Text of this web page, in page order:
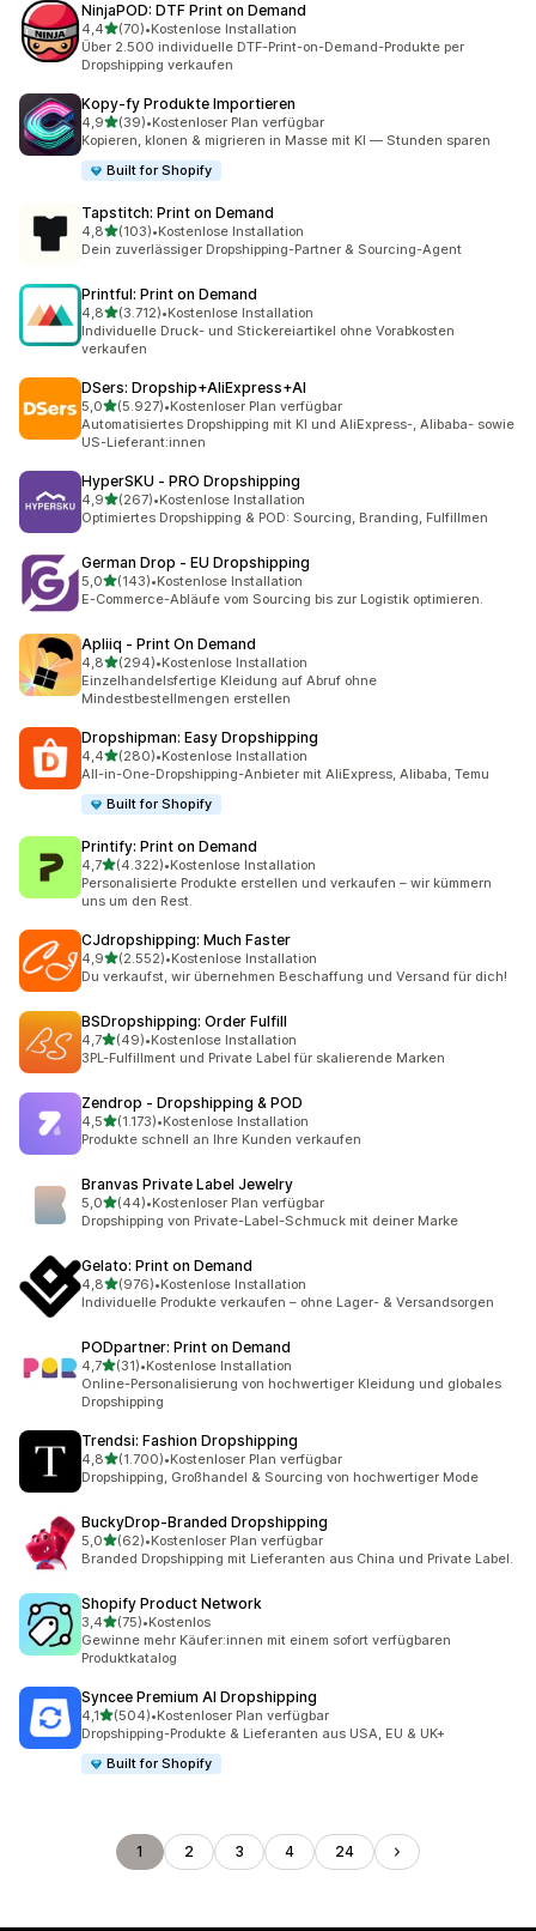
NinjaPOD: DTF Print on Demand
4,4von 5 Sternen
(70)
70 Rezensionen insgesamt
•Kostenlose Installation
Über 2.500 individuelle DTF-Print-on-Demand-Produkte per
Dropshipping verkaufen
Kopy‑fy Produkte Importieren
4,9von 5 Sternen
(39)
39 Rezensionen insgesamt
•Kostenloser Plan verfügbar
Kopieren, klonen & migrieren in Masse mit KI — Stunden sparen
Built for Shopify
Tapstitch: Print on Demand
4,8von 5 Sternen
(103)
103 Rezensionen insgesamt
•Kostenlose Installation
Dein zuverlässiger Dropshipping-Partner & Sourcing-Agent
Printful: Print on Demand
4,8von 5 Sternen
(3.712)
3712 Rezensionen insgesamt
•Kostenlose Installation
Individuelle Druck- und Stickereiartikel ohne Vorabkosten
verkaufen
DSers: Dropship+AliExpress+AI
5,0von 5 Sternen
(5.927)
5927 Rezensionen insgesamt
•Kostenloser Plan verfügbar
Automatisiertes Dropshipping mit KI und AliExpress-, Alibaba- sowie
US-Lieferant:innen
HyperSKU ‑ PRO Dropshipping
4,9von 5 Sternen
(267)
267 Rezensionen insgesamt
•Kostenlose Installation
Optimiertes Dropshipping & POD: Sourcing, Branding, Fulfillmen
German Drop ‑ EU Dropshipping
5,0von 5 Sternen
(143)
143 Rezensionen insgesamt
•Kostenlose Installation
E-Commerce-Abläufe vom Sourcing bis zur Logistik optimieren.
Apliiq ‑ Print On Demand
4,8von 5 Sternen
(294)
294 Rezensionen insgesamt
•Kostenlose Installation
Einzelhandelsfertige Kleidung auf Abruf ohne
Mindestbestellmengen erstellen
Dropshipman: Easy Dropshipping
4,4von 5 Sternen
(280)
280 Rezensionen insgesamt
•Kostenlose Installation
All-in-One-Dropshipping-Anbieter mit AliExpress, Alibaba, Temu
Built for Shopify
Printify: Print on Demand
4,7von 5 Sternen
(4.322)
4322 Rezensionen insgesamt
•Kostenlose Installation
Personalisierte Produkte erstellen und verkaufen – wir kümmern
uns um den Rest.
CJdropshipping: Much Faster
4,9von 5 Sternen
(2.552)
2552 Rezensionen insgesamt
•Kostenlose Installation
Du verkaufst, wir übernehmen Beschaffung und Versand für dich!
BSDropshipping: Order Fulfill
4,7von 5 Sternen
(49)
49 Rezensionen insgesamt
•Kostenlose Installation
3PL-Fulfillment und Private Label für skalierende Marken
Zendrop ‑ Dropshipping & POD
4,5von 5 Sternen
(1.173)
1173 Rezensionen insgesamt
•Kostenlose Installation
Produkte schnell an Ihre Kunden verkaufen
Branvas Private Label Jewelry
5,0von 5 Sternen
(44)
44 Rezensionen insgesamt
•Kostenloser Plan verfügbar
Dropshipping von Private-Label-Schmuck mit deiner Marke
Gelato: Print on Demand
4,8von 5 Sternen
(976)
976 Rezensionen insgesamt
•Kostenlose Installation
Individuelle Produkte verkaufen – ohne Lager- & Versandsorgen
PODpartner: Print on Demand
4,7von 5 Sternen
(31)
31 Rezensionen insgesamt
•Kostenlose Installation
Online-Personalisierung von hochwertiger Kleidung und globales
Dropshipping
Trendsi: Fashion Dropshipping
4,8von 5 Sternen
(1.700)
1700 Rezensionen insgesamt
•Kostenloser Plan verfügbar
Dropshipping, Großhandel & Sourcing von hochwertiger Mode
BuckyDrop‑Branded Dropshipping
5,0von 5 Sternen
(62)
62 Rezensionen insgesamt
•Kostenloser Plan verfügbar
Branded Dropshipping mit Lieferanten aus China und Private Label.
Shopify Product Network
3,4von 5 Sternen
(75)
75 Rezensionen insgesamt
•Kostenlos
Gewinne mehr Käufer:innen mit einem sofort verfügbaren
Produktkatalog
Syncee Premium AI Dropshipping
4,1von 5 Sternen
(504)
504 Rezensionen insgesamt
•Kostenloser Plan verfügbar
Dropshipping-Produkte & Lieferanten aus USA, EU & UK+
Built for Shopify
1 2 3 4 24